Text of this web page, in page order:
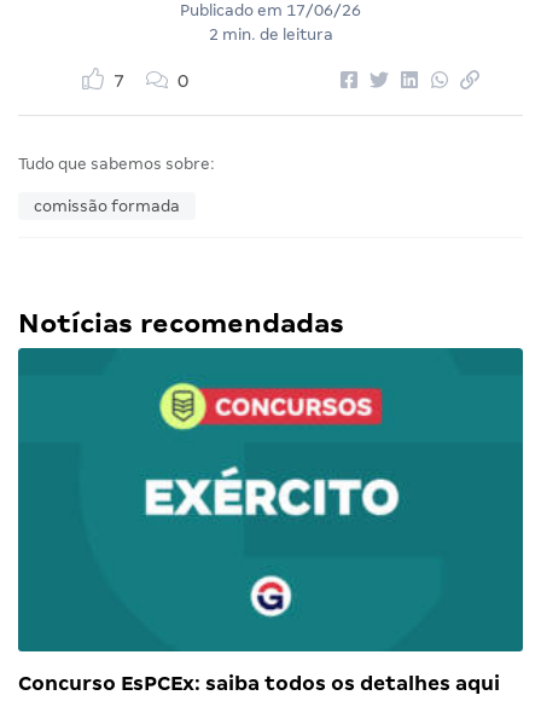
Publicado em 17/06/26
2 min. de leitura
7 0
Tudo que sabemos sobre:
comissão formada
Notícias recomendadas
Concurso EsPCEx: saiba todos os detalhes aqui